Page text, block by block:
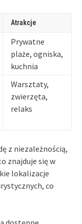
Atrakcje
Prywatne
plaże, ogniska,
kuchnia
Warsztaty,
zwierzęta,
relaks
z niezależnością,
znajduje się w
lokalizacje
co